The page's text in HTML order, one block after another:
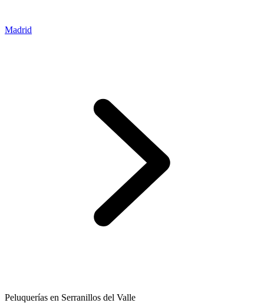
Madrid
Peluquerías en Serranillos del Valle